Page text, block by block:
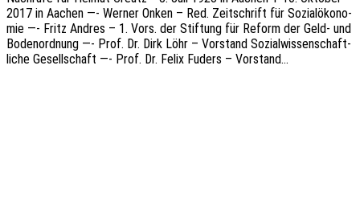
2017 in Aachen —- Werner Onken – Red. Zeit­schrift für Sozi­al­öko­no­
mie —- Fritz Andres – 1. Vors. der Stif­tung für Reform der Geld- und
Boden­ord­nung —- Prof. Dr. Dirk Löhr – Vorstand Sozi­al­wis­sen­schaft­
li­che Gesell­schaft —- Prof. Dr. Felix Fuders – Vorstand…